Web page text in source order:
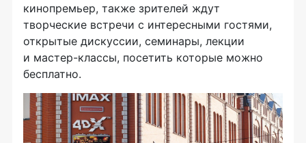
кинопремьер, также зрителей ждут
творческие встречи с интересными гостями,
открытые дискуссии, семинары, лекции
и мастер-классы, посетить которые можно
бесплатно.